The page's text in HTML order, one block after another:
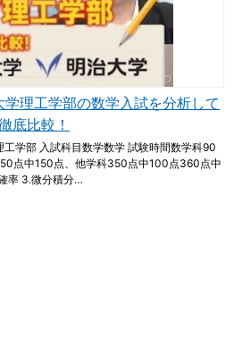
理工学部の数学入試を分析して
底比較！
学部 入試科目数学数学 試験時間数学科90
点中150点、他学科350点中100点360点中
率 3.微分積分…